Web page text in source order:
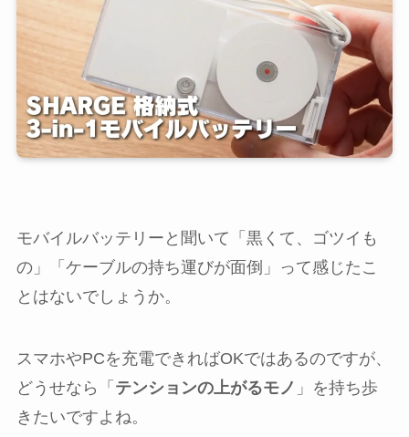
モバイルバッテリーと聞いて「黒くて、ゴツイも
の」「ケーブルの持ち運びが面倒」って感じたこ
とはないでしょうか。
スマホやPCを充電できればOKではあるのですが、
どうせなら「 テンションの上がるモノ 」を持ち歩
きたいですよね。